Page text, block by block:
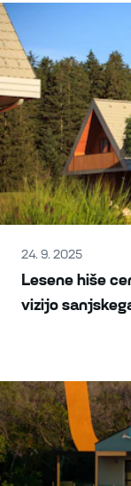
24. 9. 2025
Lesene hiše
vizijo